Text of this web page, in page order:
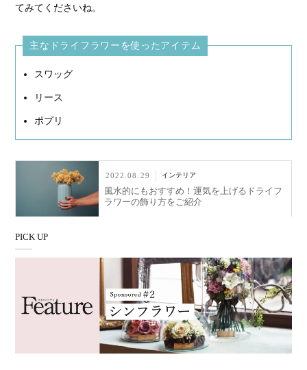
てみてくださいね。
主なドライフラワーを使ったアイテム
スワッグ
リース
ポプリ
2022.08.29 インテリア
風水的にもおすすめ！運気を上げるドライフ
ラワーの飾り方をご紹介
PICK UP